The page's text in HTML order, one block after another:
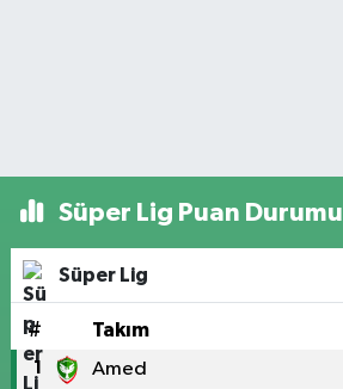
Süper Lig Puan Durumu
Süper Lig
# Takım
1 Amed